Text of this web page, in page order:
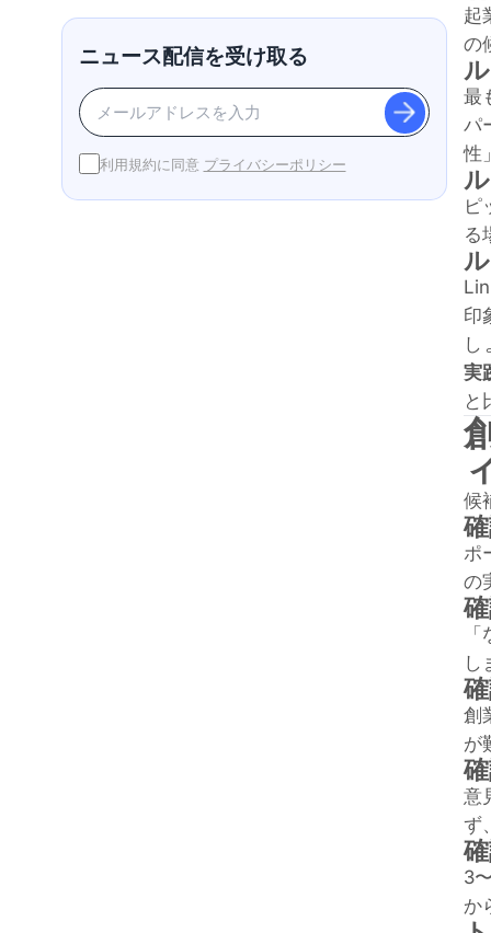
ニュース配信を受け取る
利用規約に同意 プライバシーポリシー
起
の
最
パ
性
ピ
る
印
し
実
と
候
ポ
の
し
創
が
意
ず
3
か